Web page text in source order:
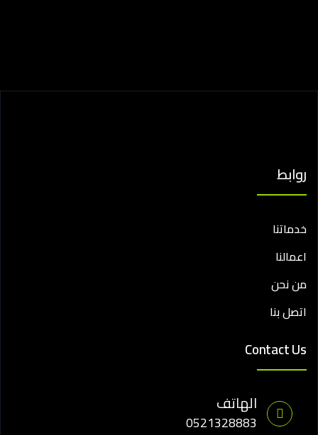
روابط
خدماتنا
اعمالنا
من نحن
اتصل بنا
Contact Us
الهاتف
0521328883